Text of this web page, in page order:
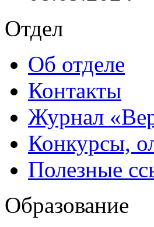
Отдел
Об отделе
Контакты
Журнал
Конкурсы,
Полезные
Образование